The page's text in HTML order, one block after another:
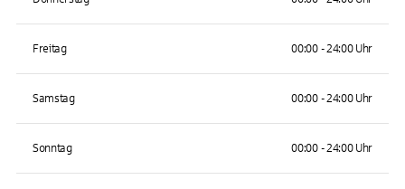
Freitag 00:00 - 24:00 Uhr
Samstag 00:00 - 24:00 Uhr
Sonntag 00:00 - 24:00 Uhr